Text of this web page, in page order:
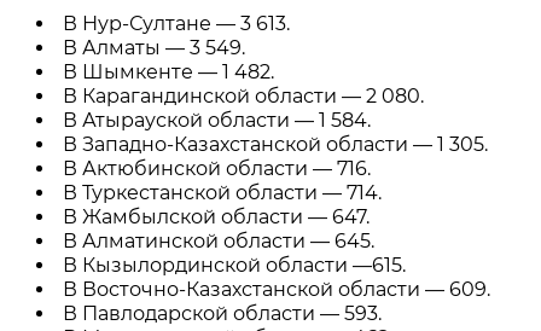
В Нур-Султане — 3 613.
В Алматы — 3 549.
В Шымкенте — 1 482.
В Карагандинской области — 2 080.
В Атырауской области — 1 584.
В Западно-Казахстанской области — 1 305.
В Актюбинской области — 716.
В Туркестанской области — 714.
В Жамбылской области — 647.
В Алматинской области — 645.
В Кызылординской области —615.
В Восточно-Казахстанской области — 609.
В Павлодарской области — 593.